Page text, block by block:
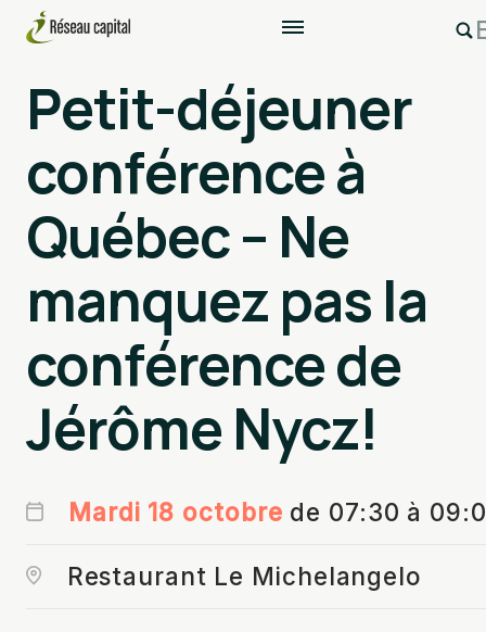
Petit-déjeuner
conférence à
Québec – Ne
manquez pas la
conférence de
Jérôme Nycz!
Mardi 18 octobre de 07:30 à
Restaurant Le Michelangelo